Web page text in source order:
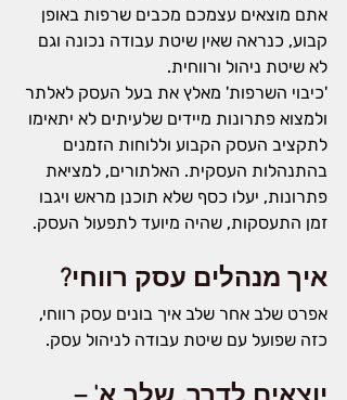
אתם מוצאים עצמכם מכבים שרפות באופן
קבוע, כנראה שאין שיטת עבודה נכונה וגם
לא שיטת ניהול ורווחית.
'כיבוי השרפות' מאלץ את בעל העסק לאלתר
ולמצוא פתרונות מיידים שלעיתים לא יתאימו
לתקציב העסק הקבוע וללוחות הזמנים
בהתנהלות העסקית. האלתורים, למציאת
פתרונות, יעלו כסף שלא תוכנן מראש ויגבו
זמן התעסקות, שהיה מיועד לתפעול העסק.
איך מנהלים עסק רווחי?
אפרט שלב אחר שלב איך בונים עסק רווחי,
כזה שפועל עם שיטת עבודה לניהול עסק.